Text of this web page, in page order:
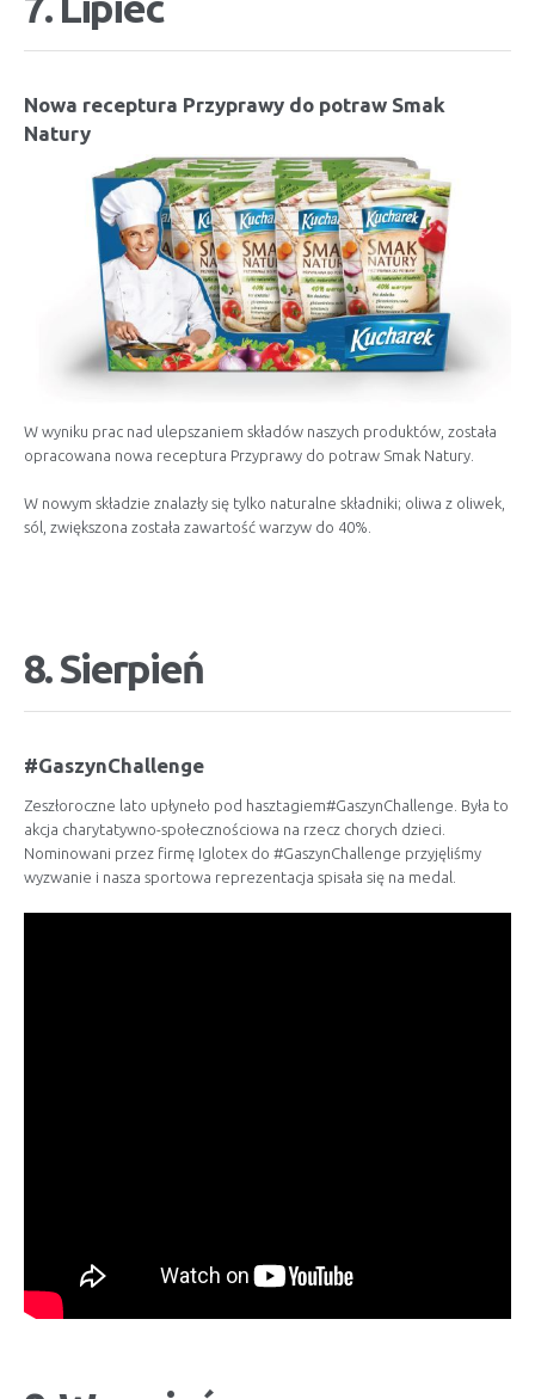
Nowa receptura Przyprawy do potraw Smak
Natury
W wyniku prac nad ulepszaniem składów naszych produktów, została
opracowana nowa receptura Przyprawy do potraw Smak Natury.
W nowym składzie znalazły się tylko naturalne składniki; oliwa z oliwek,
sól, zwiększona została zawartość warzyw do 40%.
8. Sierpień
#GaszynChallenge
Zeszłoroczne lato upłyneło pod hasztagiem#GaszynChallenge. Była to
akcja charytatywno-społecznościowa na rzecz chorych dzieci.
Nominowani przez firmę Iglotex do #GaszynChallenge przyjęliśmy
wyzwanie i nasza sportowa reprezentacja spisała się na medal.